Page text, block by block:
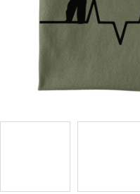
Oblečení
Přihlášení